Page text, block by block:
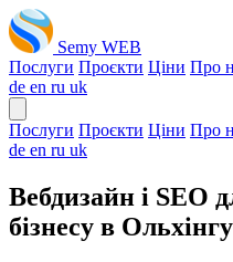
Semy WEB
Послуги Проєкти Ціни Про
de en ru uk
Послуги Проєкти Ціни Про
de en ru uk
Вебдизайн і SEO
бізнесу в Ольхінгу